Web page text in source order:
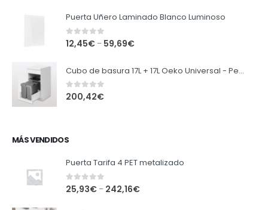
Puerta Uñero Laminado Blanco Luminoso
0out of 5
12,45€ – 59,69€
Cubo de basura 17L + 17L Oeko Universal - Peka
0out of 5
200,42€
MÁS VENDIDOS
Puerta Tarifa 4 PET metalizado
0out of 5
25,93€ – 242,16€